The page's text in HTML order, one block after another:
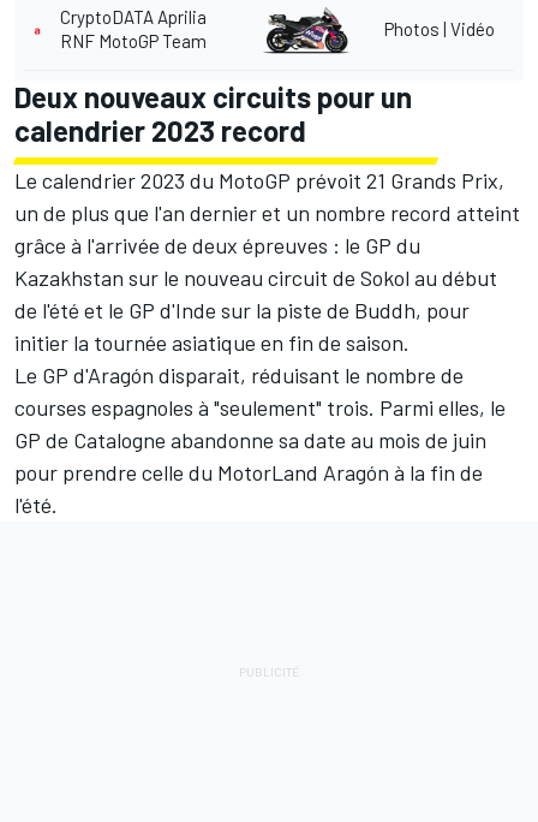
CryptoDATA Aprilia
RNF MotoGP Team
Photos | Vidéo
Deux nouveaux circuits pour un
calendrier 2023 record
Le calendrier 2023 du MotoGP prévoit 21 Grands Prix,
un de plus que l'an dernier et un nombre record atteint
grâce à l'arrivée de deux épreuves : le GP du
Kazakhstan sur le nouveau circuit de Sokol au début
de l'été et le GP d'Inde sur la piste de Buddh, pour
initier la tournée asiatique en fin de saison.
Le GP d'Aragón disparait, réduisant le nombre de
courses espagnoles à "seulement" trois. Parmi elles, le
GP de Catalogne abandonne sa date au mois de juin
pour prendre celle du MotorLand Aragón à la fin de
l'été.